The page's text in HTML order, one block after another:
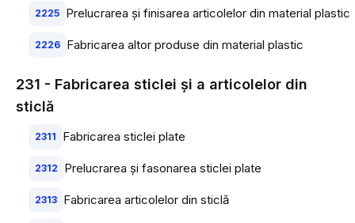
2225 Prelucrarea şi finisarea articolelor din material plastic
2226 Fabricarea altor produse din material plastic
231 - Fabricarea sticlei şi a articolelor din
sticlă
2311 Fabricarea sticlei plate
2312 Prelucrarea şi fasonarea sticlei plate
2313 Fabricarea articolelor din sticlă